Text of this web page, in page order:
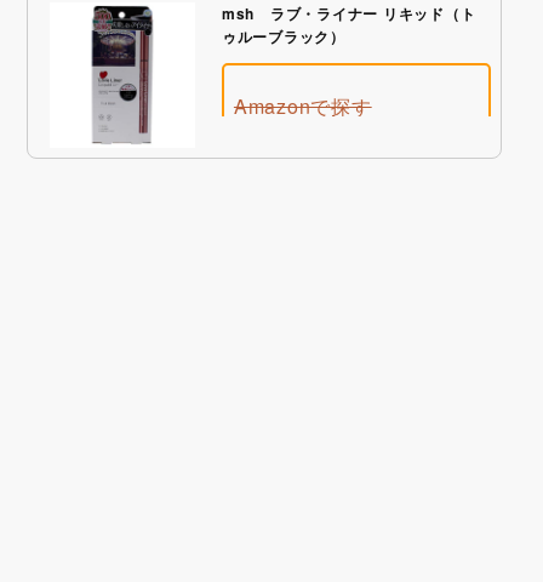
msh ラブ・ライナー リキッド（ト
ゥルーブラック）
Amazonで探す